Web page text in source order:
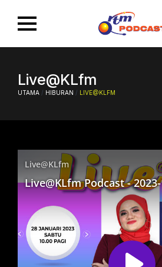
Live@KLfm
UTAMA / HIBURAN / LIVE@KLFM